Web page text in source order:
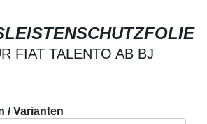
FIAT TALENTO AB BJ
/ Varianten